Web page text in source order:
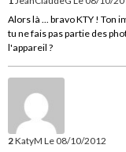
Alors là ... bravo KTY ! Ton
tu ne fais pas partie des
l'appareil ?
2KatyM Le 08/10/2012